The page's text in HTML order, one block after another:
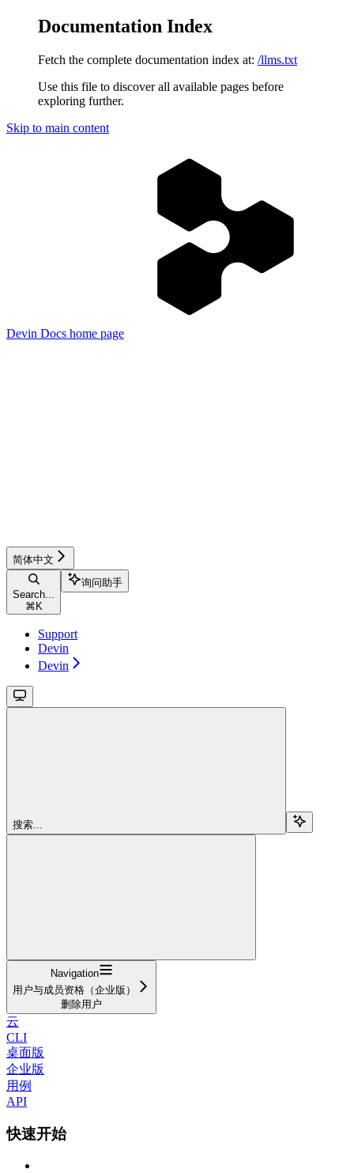
Documentation Index
Fetch the complete documentation index at: /llms.txt
Use this file to discover all available pages before
exploring further.
Skip to main content
Devin Docs home page
简体中文
Search...
⌘ K
询问助手
Support
Devin
Devin
搜索...
Navigation
用户与成员资格（企业版）
删除用户
云
CLI
桌面版
企业版
用例
API
快速开始